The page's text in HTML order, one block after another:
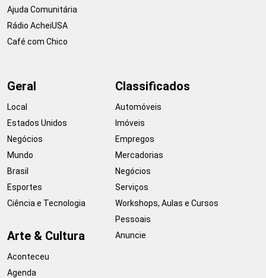
Ajuda Comunitária
Rádio AcheiUSA
Café com Chico
Geral
Local
Estados Unidos
Negócios
Mundo
Brasil
Esportes
Ciência e Tecnologia
Arte & Cultura
Aconteceu
Agenda
Classificados
Automóveis
Imóveis
Empregos
Mercadorias
Negócios
Serviços
Workshops, Aulas e Cursos
Pessoais
Anuncie